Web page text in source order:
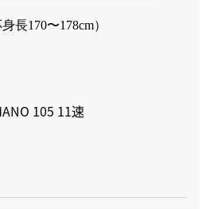
長170〜178cm）
105 11速